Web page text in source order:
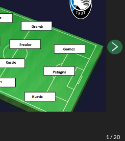
1 /20